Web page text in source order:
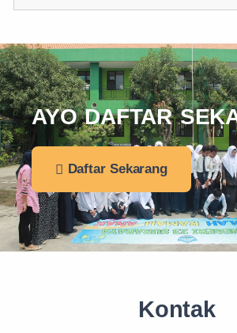
AYO DAFTAR
Daftar Sekarang
Kontak